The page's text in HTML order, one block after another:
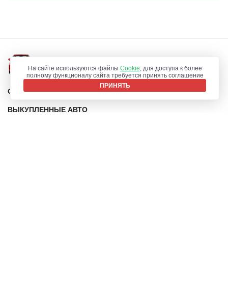
О КОМПАНИИ
ВЫКУПЛЕННЫЕ АВТО
На сайте используются файлы Cookie, для доступа к более
полному функционалу сайта требуется принять соглашение
ПРИНЯТЬ